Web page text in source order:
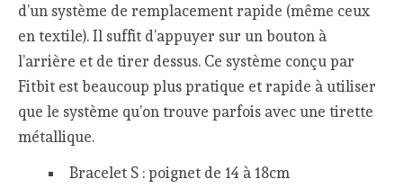
d’un système de remplacement rapide (même ceux
en textile). Il suffit d’appuyer sur un bouton à
l’arrière et de tirer dessus. Ce système conçu par
Fitbit est beaucoup plus pratique et rapide à utiliser
que le système qu’on trouve parfois avec une tirette
métallique.
Bracelet S : poignet de 14 à 18cm